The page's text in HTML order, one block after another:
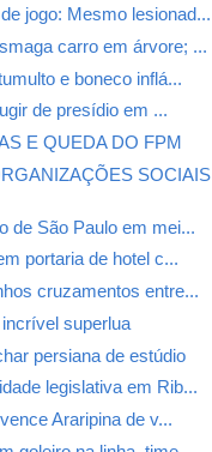
jogo: Mesmo lesionad...
carro em árvore; ...
e boneco inflá...
de presídio em ...
E QUEDA DO FPM
de São Paulo em mei...
portaria de hotel c...
cruzamentos entre...
superlua
persiana de estúdio
legislativa em Rib...
Araripina de v...